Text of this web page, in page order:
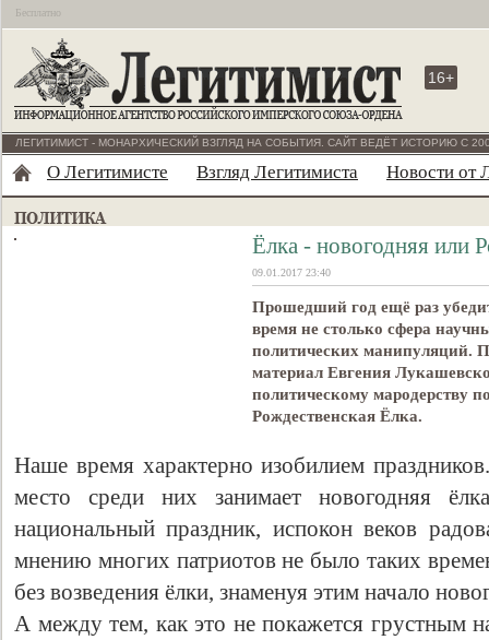
Бесплатно
16+
ЛЕГИТИМИСТ - МОНАРХИЧЕСКИЙ ВЗГЛЯД НА СОБЫТИЯ. САЙТ ВЕДЁТ ИСТОРИЮ С
О Легитимисте Взгляд Легитимиста Новости от
Ёлка - новогодняя или
09.01.2017 23:40
Прошедший год ещё раз
время не столько сфера
политических манипуляций.
материал Евгения
политическому мародерству
Рождественская Ёлка.
Наше время характерно изобилием
место среди них занимает новогодняя
национальный праздник, испокон веков
мнению многих патриотов не было таких
без возведения ёлки, знаменуя этим начало
А между тем, как это не покажется грустным